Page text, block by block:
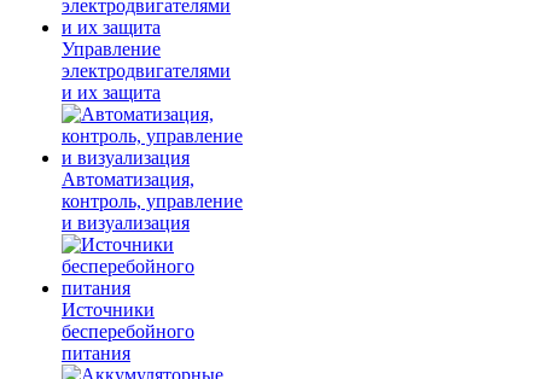
Управление
электродвигателями
и их защита
Автоматизация,
контроль, управление
и визуализация
Источники
бесперебойного
питания